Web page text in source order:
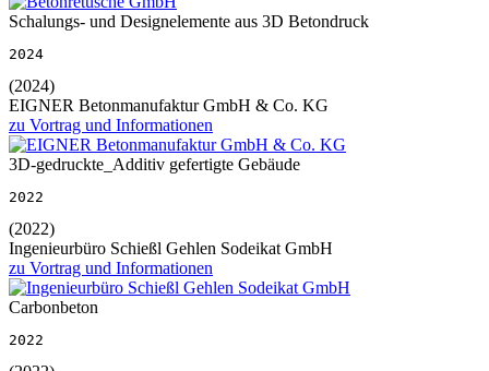
Schalungs- und Designelemente aus 3D Betondruck
2024
(2024)
EIGNER Betonmanufaktur GmbH & Co. KG
zu Vortrag und Informationen
3D-gedruckte_Additiv gefertigte Gebäude
2022
(2022)
Ingenieurbüro Schießl Gehlen Sodeikat GmbH
zu Vortrag und Informationen
Carbonbeton
2022